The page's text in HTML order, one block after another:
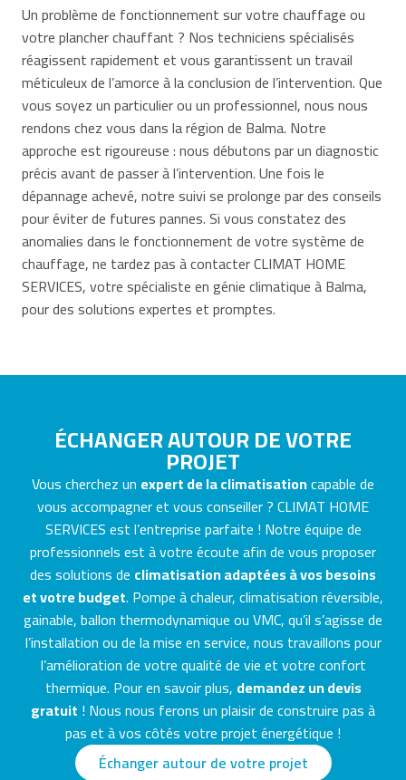
Un problème de fonctionnement sur votre chauffage ou
votre plancher chauffant ? Nos techniciens spécialisés
réagissent rapidement et vous garantissent un travail
méticuleux de l’amorce à la conclusion de l’intervention. Que
vous soyez un particulier ou un professionnel, nous nous
rendons chez vous dans la région de Balma. Notre
approche est rigoureuse : nous débutons par un diagnostic
précis avant de passer à l’intervention. Une fois le
dépannage achevé, notre suivi se prolonge par des conseils
pour éviter de futures pannes. Si vous constatez des
anomalies dans le fonctionnement de votre système de
chauffage, ne tardez pas à contacter CLIMAT HOME
SERVICES, votre spécialiste en génie climatique à Balma,
pour des solutions expertes et promptes.
ÉCHANGER AUTOUR DE VOTRE
PROJET
Vous cherchez un expert de la climatisationcapable de
vous accompagner et vous conseiller ? CLIMAT HOME
SERVICES est l’entreprise parfaite ! Notre équipe de
professionnels est à votre écoute afin de vous proposer
des solutions de climatisation adaptées à vos besoins
et votre budget. Pompe à chaleur, climatisation réversible,
gainable, ballon thermodynamique ou VMC, qu’il s’agisse de
l’installation ou de la mise en service, nous travaillons pour
l’amélioration de votre qualité de vie et votre confort
thermique. Pour en savoir plus, demandez un devis
gratuit ! Nous nous ferons un plaisir de construire pas à
pas et à vos côtés votre projet énergétique !
Échanger autour de votre projet